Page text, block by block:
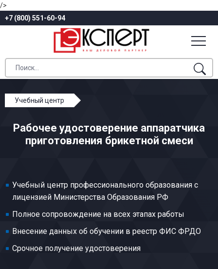
/>
+7 (800) 551-60-94
Учебный центр
Общие профессии работ по обогащению,
агломерации, брикетированию
Рабочее удостоверение аппаратчика
приготовления брикетной смеси
Учебный центр профессионального образования с
лицензией Министерства Образования РФ
Полное сопровождение на всех этапах работы
Внесение данных об обучении в реестр ФИС ФРДО
Срочное получение удостоверения